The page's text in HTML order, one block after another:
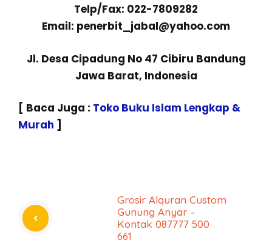
Telp/Fax: 022-7809282
Email: penerbit_jabal@yahoo.com
Jl. Desa Cipadung No 47 Cibiru Bandung
Jawa Barat, Indonesia
[ Baca Juga : Toko Buku Islam Lengkap &
Murah ]
Grosir Alquran Custom
Gunung Anyar –
Kontak 087777 500
661